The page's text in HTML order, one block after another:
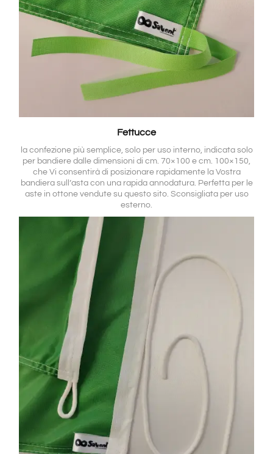
Fettucce
la confezione più semplice, solo per uso interno, indicata solo
per bandiere dalle dimensioni di cm. 70×100 e cm. 100×150,
che Vi consentirà di posizionare rapidamente la Vostra
bandiera sull’asta con una rapida annodatura. Perfetta per le
aste in ottone vendute su questo sito. Sconsigliata per uso
esterno.